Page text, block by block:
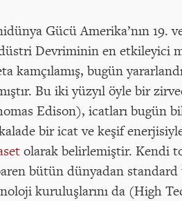
Gücü Amerika’nın 19.
Devriminin en etkileyici
kamçılamış, bugün
Bu iki yüzyıl öyle bir
Edison), icatları bugün
bir icat ve keşif
olarak belirlemiştir. Kendi
bütün dünyadan standard
kuruluşlarını da (High